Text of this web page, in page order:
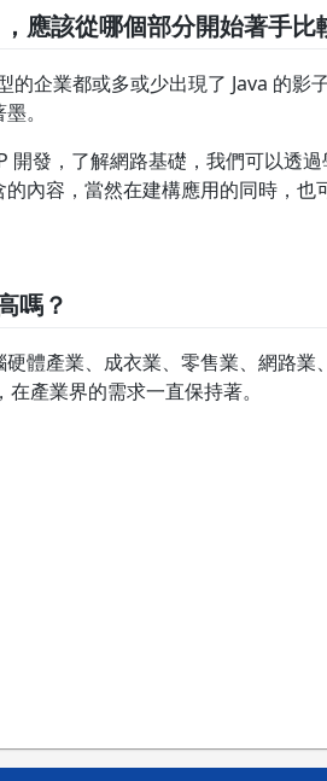
應該從哪個部分開始著手比
的企業都或多或少出現了 Java 的影
。
開發，了解網路基礎，我們可以透
內容，當然在建構應用的同時，也
嗎？
體產業、成衣業、零售業、網路業
產業界的需求一直保持著。